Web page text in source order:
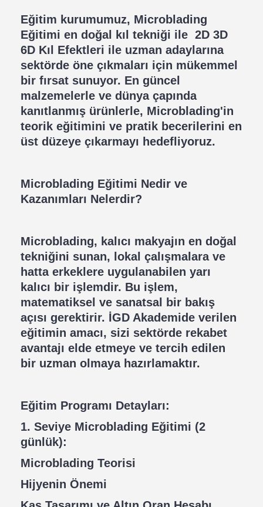
Eğitim kurumumuz, Microblading
Eğitimi en doğal kıl tekniği ile 2D 3D
6D Kıl Efektleri ile uzman adaylarına
sektörde öne çıkmaları için mükemmel
bir fırsat sunuyor. En güncel
malzemelerle ve dünya çapında
kanıtlanmış ürünlerle, Microblading'in
teorik eğitimini ve pratik becerilerini en
üst düzeye çıkarmayı hedefliyoruz.
Microblading Eğitimi Nedir ve
Kazanımları Nelerdir?
Microblading, kalıcı makyajın en doğal
tekniğini sunan, lokal çalışmalara ve
hatta erkeklere uygulanabilen yarı
kalıcı bir işlemdir. Bu işlem,
matematiksel ve sanatsal bir bakış
açısı gerektirir. İGD Akademide verilen
eğitimin amacı, sizi sektörde rekabet
avantajı elde etmeye ve tercih edilen
bir uzman olmaya hazırlamaktır.
Eğitim Programı Detayları:
1. Seviye Microblading Eğitimi (2
günlük):
Microblading Teorisi
Hijyenin Önemi